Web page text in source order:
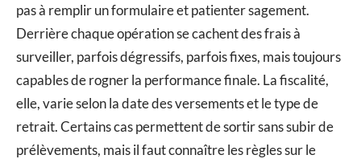
pas à remplir un formulaire et patienter sagement.
Derrière chaque opération se cachent des frais à
surveiller, parfois dégressifs, parfois fixes, mais toujours
capables de rogner la performance finale. La fiscalité,
elle, varie selon la date des versements et le type de
retrait. Certains cas permettent de sortir sans subir de
prélèvements, mais il faut connaître les règles sur le